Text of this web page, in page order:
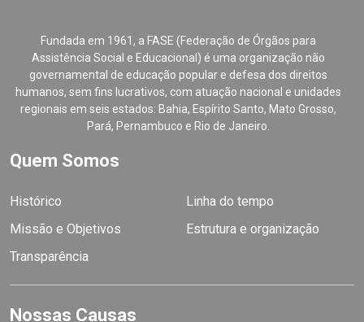
Fundada em 1961, a FASE (Federação de Órgãos para
Assistência Social e Educacional) é uma organização não
governamental de educação popular e defesa dos direitos
humanos, sem fins lucrativos, com atuação nacional e unidades
regionais em seis estados: Bahia, Espírito Santo, Mato Grosso,
Pará, Pernambuco e Rio de Janeiro.
Quem Somos
Histórico
Linha do tempo
Missão e Objetivos
Estrutura e organização
Transparência
Nossas Causas